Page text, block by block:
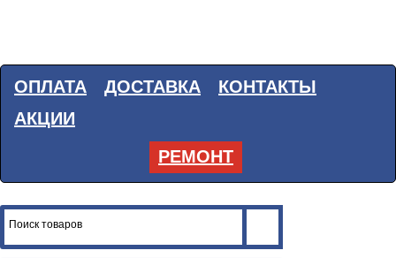
ОПЛАТА ДОСТАВКА
КОНТАКТЫ
АКЦИИ
РЕМОНТ